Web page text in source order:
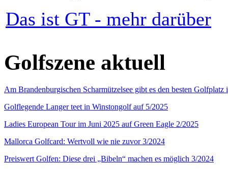
Das ist GT - mehr darüber
Golfszene aktuell
Am Brandenburgischen Scharmützelsee gibt es den besten
Golflegende Langer teet in Winstongolf auf 5/2025
Ladies European Tour im Juni 2025 auf Green Eagle 2/2025
Mallorca Golfcard: Wertvoll wie nie zuvor 3/2024
Preiswert Golfen: Diese drei „Bibeln“ machen es möglich 3/2024